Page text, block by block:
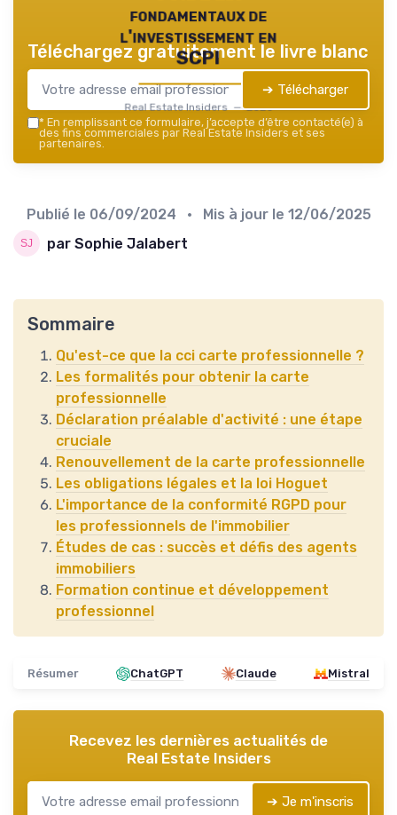
fondamentaux de
l'investissement en
SCPI
Real Estate Insiders — 2026
Téléchargez gratuitement le livre blanc
➔ Télécharger
* En remplissant ce formulaire, j’accepte d’être contacté(e) à
des fins commerciales par Real Estate Insiders et ses
partenaires.
Publié le 06/09/2024 • Mis à jour le 12/06/2025
par Sophie Jalabert
Sommaire
Qu'est-ce que la cci carte professionnelle ?
Les formalités pour obtenir la carte
professionnelle
Déclaration préalable d'activité : une étape
cruciale
Renouvellement de la carte professionnelle
Les obligations légales et la loi Hoguet
L'importance de la conformité RGPD pour
les professionnels de l'immobilier
Études de cas : succès et défis des agents
immobiliers
Formation continue et développement
professionnel
Résumer ChatGPT Claude Mistral
Recevez les dernières actualités de
Real Estate Insiders
➔ Je m'inscris